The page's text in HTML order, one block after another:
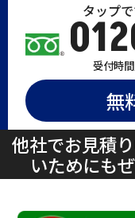
タップ
受付時
無
他社でお見積
いためにも